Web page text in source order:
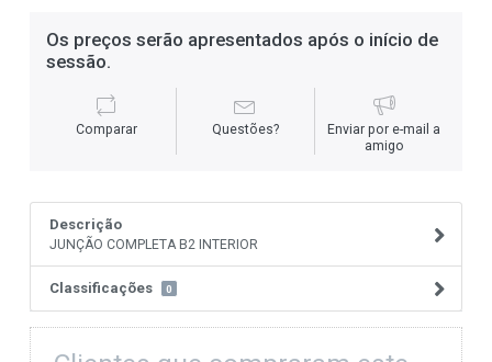
Os preços serão apresentados após o início de
sessão.
Comparar Questões?
Enviar por e-mail a
amigo
Descrição
JUNÇÃO COMPLETA B2 INTERIOR
Classificações 0